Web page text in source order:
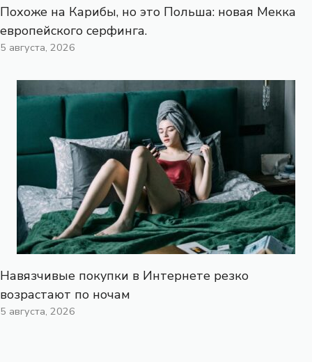
Похоже на Карибы, но это Польша: новая Мекка
европейского серфинга.
5 августа, 2026
Навязчивые покупки в Интернете резко
возрастают по ночам
5 августа, 2026